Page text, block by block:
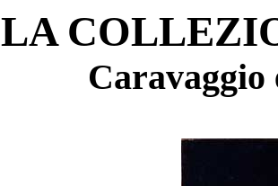
LA
Caravaggio